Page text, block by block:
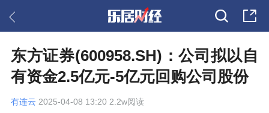
东方证券(600958.SH)：公司拟以自
有资金2.5亿元-5亿元回购公司股份
有连云 2025-04-08 13:20 2.2w阅读